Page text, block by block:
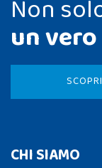
Non
un
CHI SIAMO